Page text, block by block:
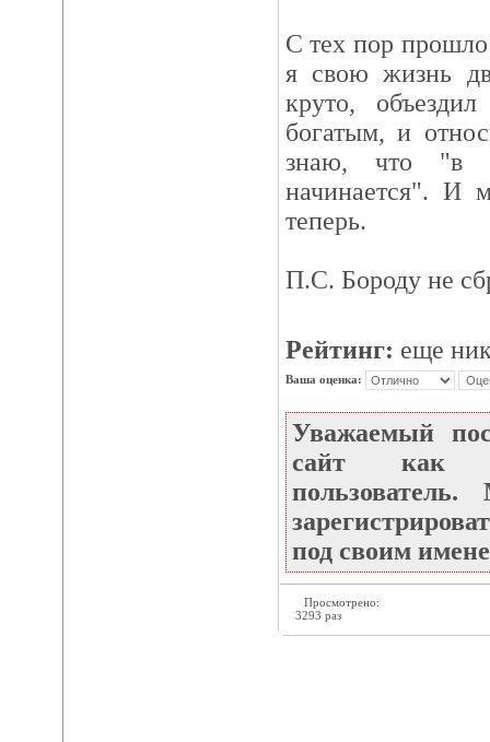
С тех пор прошло
я свою жизнь
круто,
богатым, и
знаю, что "в
начинается". И
теперь.
П.С. Бороду не
Рейтинг: еще
Ваша оценка:
Уважаемый
сайт как
под своим
Просмотрено:
3293 раз